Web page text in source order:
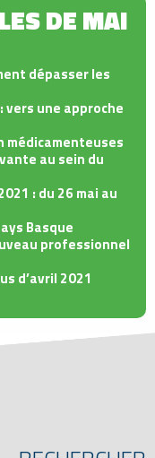
DE MAI
dépasser les
vers une approche
médicamenteuses
au sein du
: du 26 mai au
Basque
professionnel
d’avril 2021